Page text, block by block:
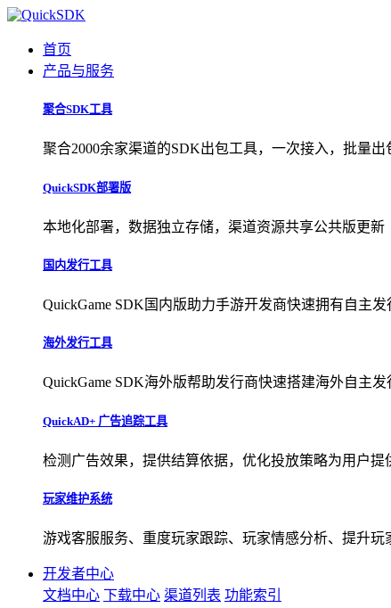
首页
产品与服务
聚合SDK工具
聚合2000余家渠道的SDK出包工具，一次接入，批量出
QuickSDK部署版
本地化部署，数据独立存储，渠道资源共享公共版更新
国内发行工具
QuickGame SDK国内版助力手游开发商快速拥有自主发
海外发行工具
QuickGame SDK海外版帮助发行商快速搭建海外自主发
QuickAD+ 广告追踪工具
检测广告效果，提供结算依据，优化投放策略为用户提
玩家维护系统
游戏客服服务、重度玩家跟踪、玩家情感分析、提升玩
开发者中心
文档中心 下载中心 渠道列表 功能索引